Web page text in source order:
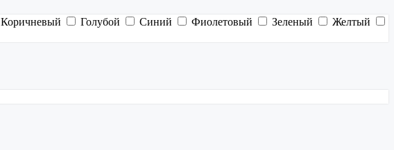
Коричневый Голубой Синий Фиолетовый Зеленый
Желтый